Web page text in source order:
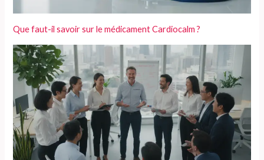
Que faut-il savoir sur le médicament Cardiocalm ?